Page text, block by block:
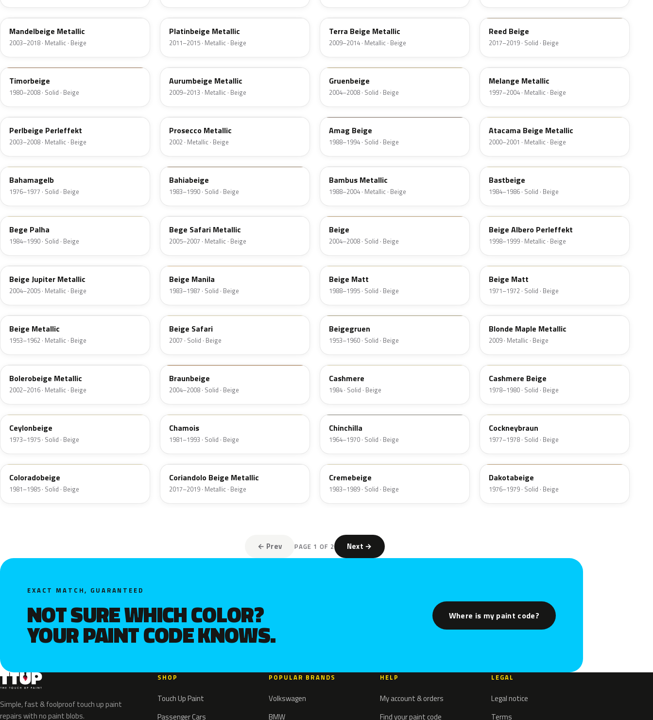
LY1R
Mandelbeige Metallic
2003–2018 · Metallic · Beige
LS1U
Platinbeige Metallic
2011–2015 · Metallic · Beige
LD1Y
Terra Beige Metallic
2009–2014 · Metallic · Beige
LB1N
Reed Beige
2017–2019 · Solid · Beige
LH8T
Timorbeige
1980–2008 · Solid · Beige
LZ1N
Aurumbeige Metallic
2009–2013 · Metallic · Beige
LR100
Gruenbeige
2004–2008 · Solid · Beige
LY1T
Melange Metallic
1997–2004 · Metallic · Beige
LZ1Z
Perlbeige Perleffekt
2003–2008 · Metallic · Beige
LM1X
Prosecco Metallic
2002 · Metallic · Beige
LL1D
Amag Beige
1988–1994 · Solid · Beige
LF8G
Atacama Beige Metallic
2000–2001 · Metallic · Beige
L10N
Bahamagelb
1976–1977 · Solid · Beige
LY1M
Bahiabeige
1983–1990 · Solid · Beige
LY1Z
Bambus Metallic
1988–2004 · Metallic · Beige
LL1M
Bastbeige
1984–1986 · Solid · Beige
L7026
Bege Palha
1984–1990 · Solid · Beige
LI1R
Bege Safari Metallic
2005–2007 · Metallic · Beige
LR101
Beige
2004–2008 · Solid · Beige
LS1N
Beige Albero Perleffekt
1998–1999 · Metallic · Beige
LI1V
Beige Jupiter Metallic
2004–2005 · Metallic · Beige
LE1T
Beige Manila
1983–1987 · Solid · Beige
LL1P
Beige Matt
1988–1995 · Solid · Beige
Beige Matt
1971–1972 · Solid · Beige
L273
Beige Metallic
1953–1962 · Metallic · Beige
LS63
Beige Safari
2007 · Solid · Beige
L210
Beigegruen
1953–1960 · Solid · Beige
LXD0
Blonde Maple Metallic
2009 · Metallic · Beige
LR1V
Bolerobeige Metallic
2002–2016 · Metallic · Beige
LR111
Braunbeige
2004–2008 · Solid · Beige
021
Cashmere
1984 · Solid · Beige
L502
Cashmere Beige
1978–1980 · Solid · Beige
L13H
Ceylonbeige
1973–1975 · Solid · Beige
LP1P
Chamois
1981–1993 · Solid · Beige
L70F
Chinchilla
1964–1970 · Solid · Beige
L86A
Cockneybraun
1977–1978 · Solid · Beige
LA1M
Coloradobeige
1981–1985 · Solid · Beige
LP1Q
Coriandolo Beige Metallic
2017–2019 · Metallic · Beige
LZ1M
Cremebeige
1983–1989 · Solid · Beige
L13A
Dakotabeige
1976–1979 · Solid · Beige
← Prev PAGE 1 OF 2 Next →
EXACT MATCH, GUARANTEED
NOT SURE WHICH COLOR?
YOUR PAINT CODE KNOWS.
Where is my paint code?
Simple, fast & foolproof touch up paint
repairs with no paint blobs.
SHOP
Touch Up Paint
Passenger Cars
POPULAR BRANDS
Volkswagen
BMW
HELP
My account & orders
Find your paint code
LEGAL
Legal notice
Terms